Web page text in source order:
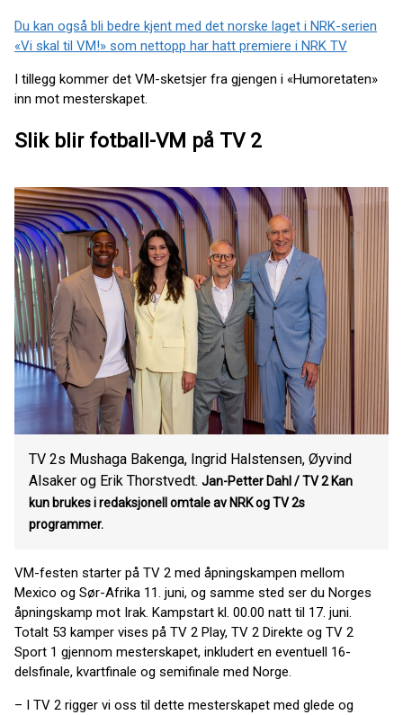
Du kan også bli bedre kjent med det norske laget i NRK-serien
«Vi skal til VM!» som nettopp har hatt premiere i NRK TV
I tillegg kommer det VM-sketsjer fra gjengen i «Humoretaten»
inn mot mesterskapet.
Slik blir fotball-VM på TV 2
TV 2s Mushaga Bakenga, Ingrid Halstensen, Øyvind
Alsaker og Erik Thorstvedt. Jan-Petter Dahl / TV 2 Kan
kun brukes i redaksjonell omtale av NRK og TV 2s
programmer.
VM-festen starter på TV 2 med åpningskampen mellom
Mexico og Sør-Afrika 11. juni, og samme sted ser du Norges
åpningskamp mot Irak. Kampstart kl. 00.00 natt til 17. juni.
Totalt 53 kamper vises på TV 2 Play, TV 2 Direkte og TV 2
Sport 1 gjennom mesterskapet, inkludert en eventuell 16-
delsfinale, kvartfinale og semifinale med Norge.
– I TV 2 rigger vi oss til dette mesterskapet med glede og